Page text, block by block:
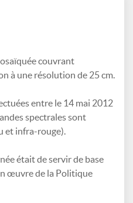
couvrant
à une résolution de 25 cm.
entre le 14 mai 2012
spectrales sont
et infra-rouge).
était de servir de base
œuvre de la Politique